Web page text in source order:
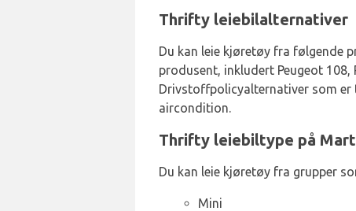
Thrifty leiebilalternativer
Du kan leie kjøretøy fra følgende
produsent, inkludert Peugeot
Drivstoffpolicyalternativer som er
aircondition.
Thrifty leiebiltype på
Du kan leie kjøretøy fra grupper
Mini